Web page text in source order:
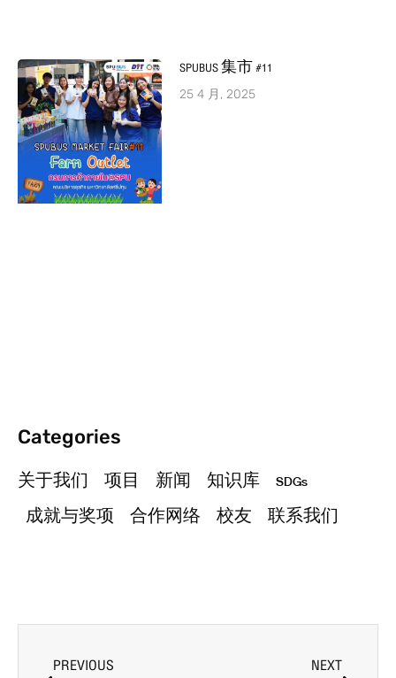
SPUBUS 集市 #11
25 4 月, 2025
Categories
关于我们 项目 新闻 知识库
SDGs
成就与奖项
合作网络 校友 联系我们
PREVIOUS NEXT